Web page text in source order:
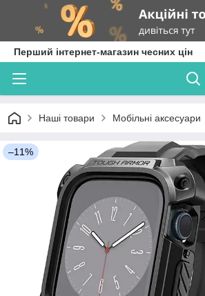
Перший інтернет-магазин чесних цін
Наші товари Мобільні аксесуари
–11%